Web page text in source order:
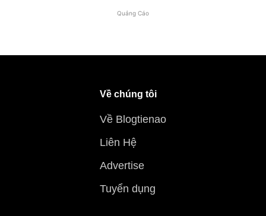
Quảng Cáo
Về chúng tôi
Về Blogtienao
Liên Hệ
Advertise
Tuyển dụng